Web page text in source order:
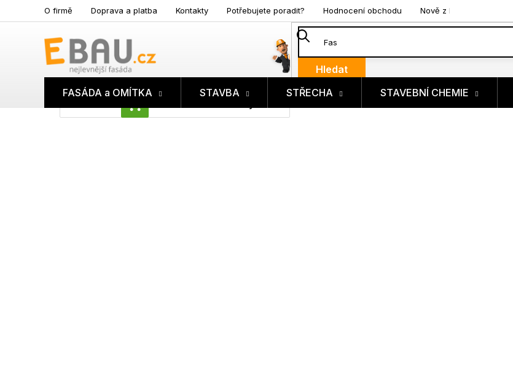
na
O firmě Doprava a platba Kontakty Potřebujete poradit? Hodnocení obchodu Nově z blogu
Hledat
NÁKUPNÍ
FASÁDA a OMÍTKA STAVBA STŘECHA STAVEBNÍ CHEMIE